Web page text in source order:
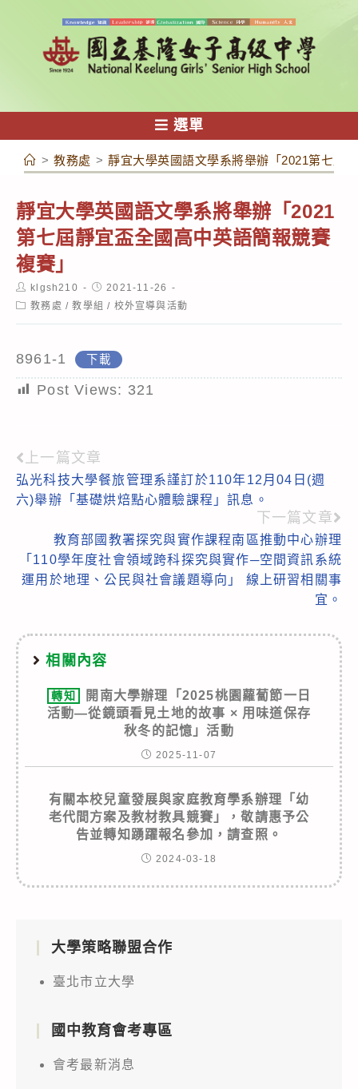
容
選單
> 教務處 > 靜宜大學英國語文學系將舉辦「2021第七屆
靜宜大學英國語文學系將舉辦「2021
第七屆靜宜盃全國高中英語簡報競賽
複賽」
Post
author:
klgsh210
Post
published:
2021-11-26
Post教務處 / 教學組 / 校外宣導與活動
8961-1 下載
Post Views: 321
Read
more
上一篇文章
弘光科技大學餐旅管理系謹訂於110年12月04日(週
六)舉辦「基礎烘焙點心體驗課程」訊息。
下一篇文章
教育部國教署探究與實作課程南區推動中心辦理
「110學年度社會領域跨科探究與實作─空間資訊系統
運用於地理、公民與社會議題導向」 線上研習相關事
宜。
相關內容
轉知
開南大學辦理「2025桃園蘿蔔節一日
活動—從鏡頭看見土地的故事 × 用味道保存
秋冬的記憶」活動
2025-11-07
有關本校兒童發展與家庭教育學系辦理「幼
老代間方案及教材教具競賽」，敬請惠予公
告並轉知踴躍報名參加，請查照。
2024-03-18
大學策略聯盟合作
臺北市立大學
國中教育會考專區
會考最新消息